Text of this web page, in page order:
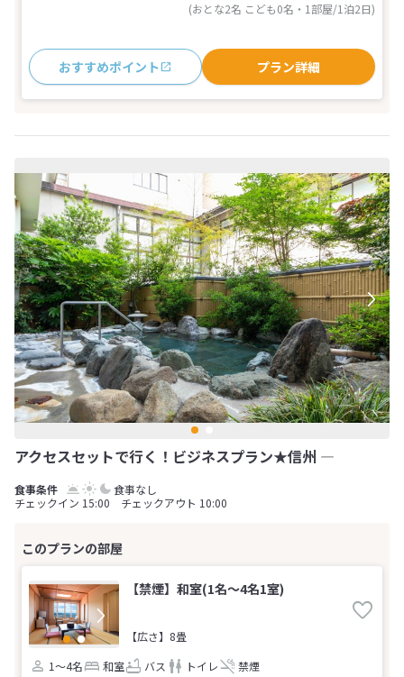
(おとな2名 こども0名・1部屋/1泊2日)
おすすめポイント プラン詳細
アクセスセットで行く！ビジネスプラン★信州 ―
食事なし
チェックイン 15:00 チェックアウト 10:00
【禁煙】和室(1名～4名1室)
【広さ】8畳
1～4名
和室 バス トイレ 禁煙